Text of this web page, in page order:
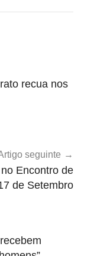
recua nos
seguinte
Encontro de
de Setembro